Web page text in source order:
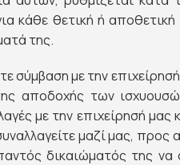
κάθε θετική ή
της.
σύμβαση με την
αποδοχής των
με την επιχείρησή
μαζί μας, προς
δικαιώματός της